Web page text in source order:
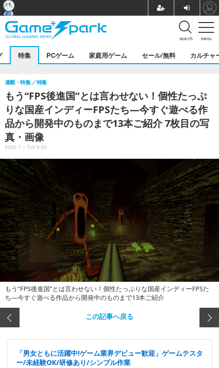
menu
search
特集 PCゲーム 家庭用ゲーム セール/無料 カルチャ
もう“FPS後進国”とは言わせない！個性たっぷ
りな国産インディーFPSたち―今すぐ遊べる作
品から開発中のものまで13本ご紹介 7枚目の写
真・画像
連載・特集 特集
2025.7.1 Tue 9:00
もう“FPS後進国”とは言わせない！個性たっぷりな国産インディーFPSた
ち―今すぐ遊べる作品から開発中のものまで13本ご紹介
この記事へ戻る
「男女ともに活躍中!ゲーム業界デビュー歓迎」ゲームテスタ
ー/未経験OK/研修あり/シンプル作業